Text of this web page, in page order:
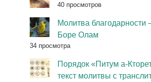
40 просмотров
Молитва благодарности
Боре Олам
34 просмотра
Порядок «Питум а-
текст молитвы с